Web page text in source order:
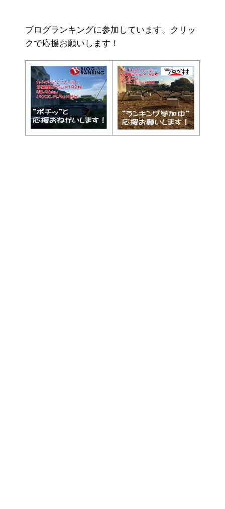
ブログランキングに参加しています。クリッ
クで応援お願いします！